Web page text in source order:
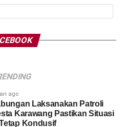
ago
Laksanakan Patroli
Karawang Pastikan Situasi
Kondusif